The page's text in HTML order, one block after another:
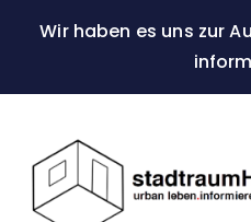
Wir haben es uns zur